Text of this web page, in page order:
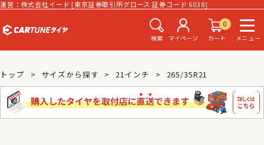
運営：株式会社イード [東京証券取引所グロース 証券コード 6038]
検索 マイページ
0
カート
メニュー
トップ サイズから探す 21インチ 265/35R21